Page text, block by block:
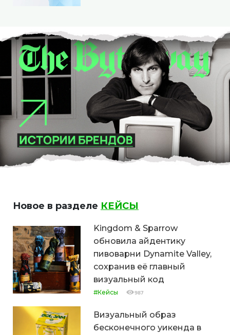
Новое в разделе КЕЙСЫ
Kingdom & Sparrow
обновила айдентику
пивоварни Dynamite Valley,
сохранив её главный
визуальный код
#Кейсы 987
Визуальный образ
бесконечного уикенда в